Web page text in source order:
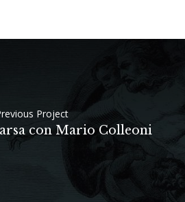
Project
con Mario Colleoni